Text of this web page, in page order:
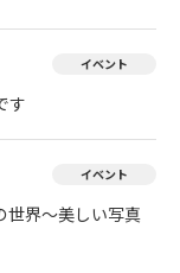
イベント
す
イベント
界～美しい写真